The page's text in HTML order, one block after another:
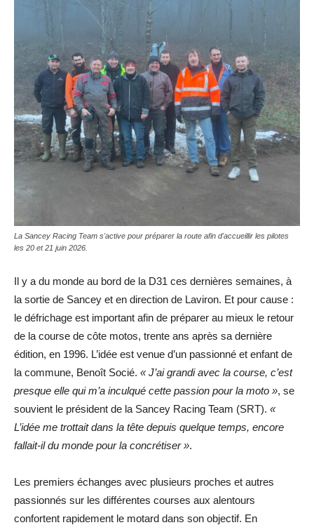
La Sancey Racing Team s'active pour préparer la route afin d'accueillir les pilotes
les 20 et 21 juin 2026.
Il y a du monde au bord de la D31 ces dernières semaines, à
la sortie de Sancey et en direction de Laviron. Et pour cause :
le défrichage est important afin de préparer au mieux le retour
de la course de côte motos, trente ans après sa dernière
édition, en 1996. L’idée est venue d’un passionné et enfant de
la commune, Benoît Socié. « J’ai grandi avec la course, c’est
presque elle qui m’a inculqué cette passion pour la moto », se
souvient le président de la Sancey Racing Team (SRT). «
L’idée me trottait dans la tête depuis quelque temps, encore
fallait-il du monde pour la concrétiser ».
Les premiers échanges avec plusieurs proches et autres
passionnés sur les différentes courses aux alentours
confortent rapidement le motard dans son objectif. En